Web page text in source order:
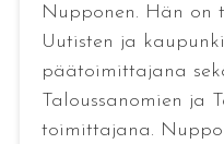
Nupponen. Hän on
Uutisten ja
päätoimittajana
Taloussanomien ja
toimittajana.